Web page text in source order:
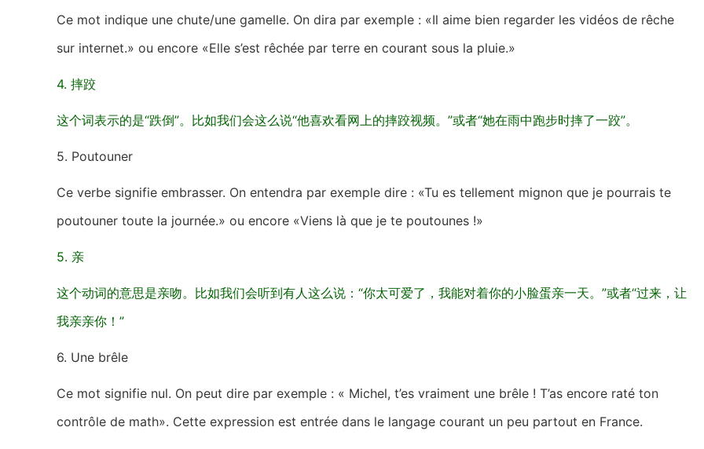
Ce mot indique une chute/une gamelle. On dira par exemple : «Il aime bien regarder les vidéos de rêche
sur internet.» ou encore «Elle s’est rêchée par terre en courant sous la pluie.»
4. 摔跤
这个词表示的是“跌倒”。比如我们会这么说“他喜欢看网上的摔跤视频。”或者“她在雨中跑步时摔了一跤”。
5. Poutouner
Ce verbe signifie embrasser. On entendra par exemple dire : «Tu es tellement mignon que je pourrais te
poutouner toute la journée.» ou encore «Viens là que je te poutounes !»
5. 亲
这个动词的意思是亲吻。比如我们会听到有人这么说：“你太可爱了，我能对着你的小脸蛋亲一天。”或者“过来，让
我亲亲你！”
6. Une brêle
Ce mot signifie nul. On peut dire par exemple : « Michel, t’es vraiment une brêle ! T’as encore raté ton
contrôle de math». Cette expression est entrée dans le langage courant un peu partout en France.